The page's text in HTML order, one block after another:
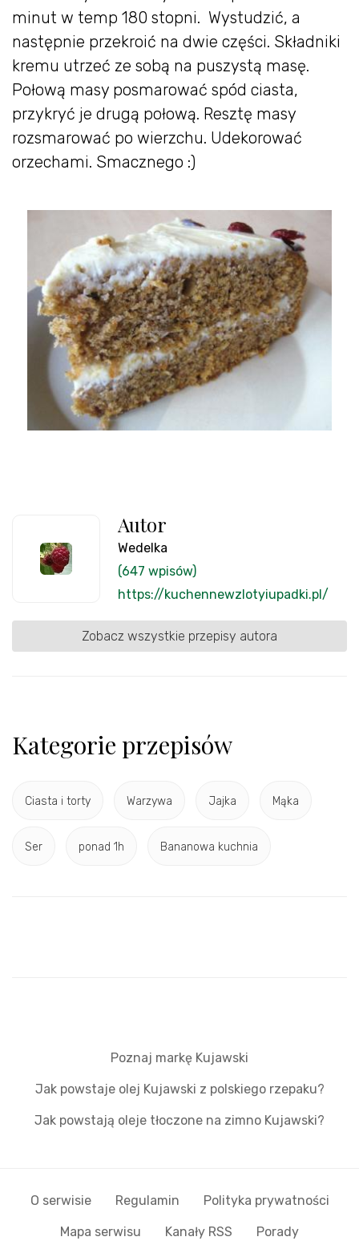
minut w temp 180 stopni. Wystudzić, a
następnie przekroić na dwie części. Składniki
kremu utrzeć ze sobą na puszystą masę.
Połową masy posmarować spód ciasta,
przykryć je drugą połową. Resztę masy
rozsmarować po wierzchu. Udekorować
orzechami. Smacznego :)
Autor
Wedelka
(647 wpisów)
https://kuchennewzlotyiupadki.pl/
Zobacz wszystkie przepisy autora
Kategorie przepisów
Ciasta i torty Warzywa Jajka Mąka
Ser ponad 1h Bananowa kuchnia
Poznaj markę Kujawski
Jak powstaje olej Kujawski z polskiego rzepaku?
Jak powstają oleje tłoczone na zimno Kujawski?
O serwisie Regulamin Polityka prywatności
Mapa serwisu Kanały RSS Porady